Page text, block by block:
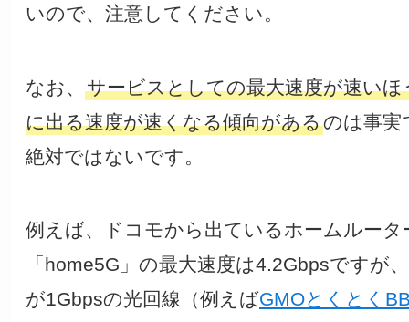
いので、注意してください。
なお、 サービスとしての最大速度が速いほ
に出る速度が速くなる傾向があるのは事実
絶対ではないです。
例えば、ドコモから出ているホームルータ
「home5G」の最大速度は4.2Gbpsですが
が1Gbpsの光回線（例えばGMOとくとく